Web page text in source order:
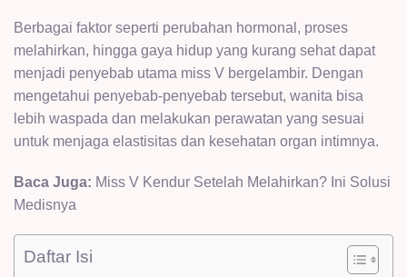
Berbagai faktor seperti perubahan hormonal, proses
melahirkan, hingga gaya hidup yang kurang sehat dapat
menjadi penyebab utama miss V bergelambir. Dengan
mengetahui penyebab-penyebab tersebut, wanita bisa
lebih waspada dan melakukan perawatan yang sesuai
untuk menjaga elastisitas dan kesehatan organ intimnya.
Baca Juga: Miss V Kendur Setelah Melahirkan? Ini Solusi
Medisnya
Daftar Isi